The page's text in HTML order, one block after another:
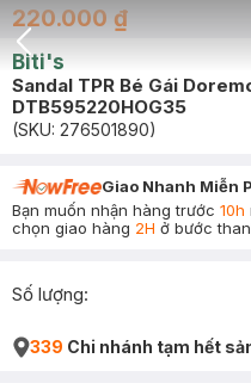
Back Icon
220.000 ₫
Biti's
Sandal TPR Bé Gái
DTB595220HOG35
(SKU: 276501890)
Giao Nhanh Miễn
Bạn muốn nhận hàng trước 10h
chọn giao hàng 2H ở bước
Số lượng:
339 Chi nhánh tạm hết